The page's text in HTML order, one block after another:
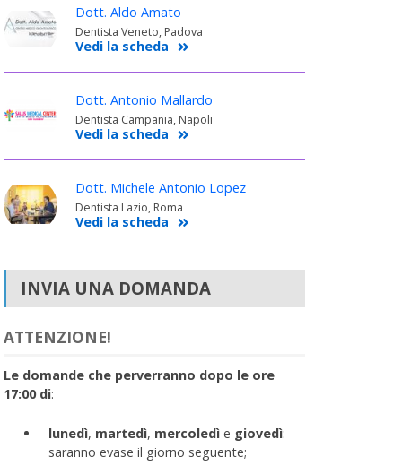
Dott. Aldo Amato
Dentista Veneto, Padova
Vedi la scheda
Dott. Antonio Mallardo
Dentista Campania, Napoli
Vedi la scheda
Dott. Michele Antonio Lopez
Dentista Lazio, Roma
Vedi la scheda
INVIA UNA DOMANDA
ATTENZIONE!
Le domande che perverranno dopo le ore
17:00 di:
lunedì, martedì, mercoledì e giovedì:
saranno evase il giorno seguente;